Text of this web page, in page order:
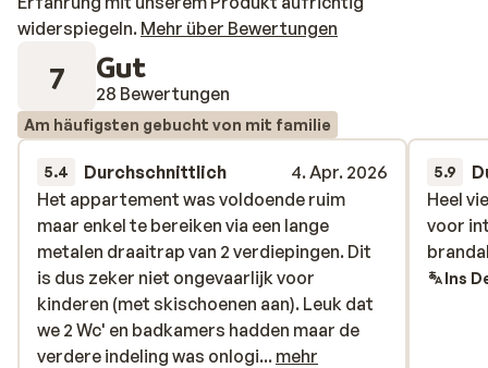
widerspiegeln. Mehr über Bewertungen
7 Gut
28 Bewertungen
Am häufigsten gebucht von mit familie
5.4 Durchschnittlich
4. Apr. 2026
Het appartement was voldoende ruim
maar enkel te bereiken via een lange
metalen draaitrap van 2 verdiepingen. Dit
is dus zeker niet ongevaarlijk voor
kinderen (met skischoenen aan). Leuk dat
we 2 Wc' en badkamers hadden maar de
verdere indeling was onlogisch en niet echt
Het appartement was voldoende ruim
maar enkel te bereiken via een lange
metalen draaitrap van 2 verdiepingen. Dit
is dus zeker niet ongevaarlijk voor
kinderen (met skischoenen aan). Leuk dat
we 2 Wc' en badkamers hadden maar de
verdere indeling was onlogi... mehr
5.9
Heel
voor
Heel
voor
Ins